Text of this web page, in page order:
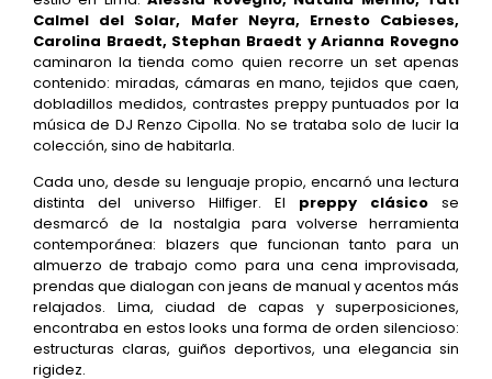
Calmel del Solar, Mafer Neyra, Ernesto Cabieses,
Carolina Braedt, Stephan Braedt y Arianna Rovegno
caminaron la tienda como quien recorre un set apenas
contenido: miradas, cámaras en mano, tejidos que caen,
dobladillos medidos, contrastes preppy puntuados por la
música de DJ Renzo Cipolla. No se trataba solo de lucir la
colección, sino de habitarla.
Cada uno, desde su lenguaje propio, encarnó una lectura
distinta del universo Hilfiger. El preppy clásico se
desmarcó de la nostalgia para volverse herramienta
contemporánea: blazers que funcionan tanto para un
almuerzo de trabajo como para una cena improvisada,
prendas que dialogan con jeans de manual y acentos más
relajados. Lima, ciudad de capas y superposiciones,
encontraba en estos looks una forma de orden silencioso:
estructuras claras, guiños deportivos, una elegancia sin
rigidez.